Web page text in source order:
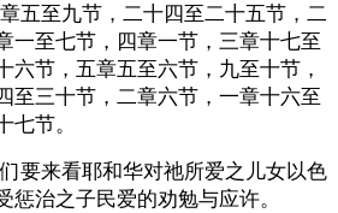
五至九节，二十四至二十五节，二
一至七节，四章一节，三章十七至
六节，五章五至六节，九至十节，
至三十节，二章六节，一章十六至
七节。
要来看耶和华对祂所爱之儿女以色
惩治之子民爱的劝勉与应许。